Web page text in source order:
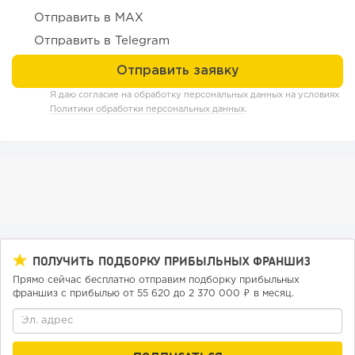
Отправить в MAX
Отправить в Telegram
Я даю согласие на обработку персональных данных на условиях
Политики обработки персональных данных.
ПОЛУЧИТЬ ПОДБОРКУ ПРИБЫЛЬНЫХ ФРАНШИЗ
Прямо сейчас бесплатно отправим подборку прибыльных
франшиз с прибылью от 55 620 до 2 370 000 ₽ в месяц.